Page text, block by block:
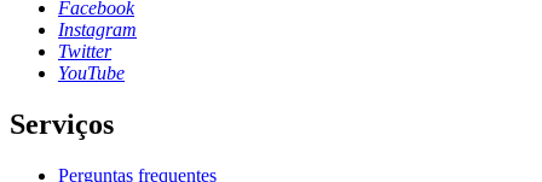
Facebook
Instagram
Twitter
YouTube
Serviços
Perguntas frequentes